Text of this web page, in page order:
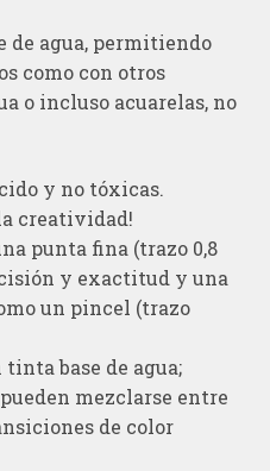
de agua, permitiendo
como con otros
o incluso acuarelas, no
y no tóxicas.
creatividad!
punta fina (trazo 0,8
y exactitud y una
un pincel (trazo
base de agua;
mezclarse entre
de color